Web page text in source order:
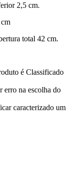
2,5 cm.
total 42 cm.
é Classificado
erro na escolha do
caracterizado um